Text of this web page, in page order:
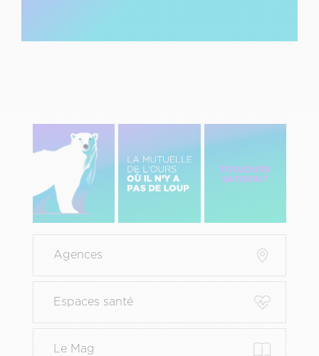
gauche
Pied
page
principal
Agences
Espaces santé
Le Mag